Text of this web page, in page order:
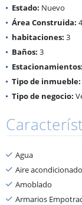
Estado: Nuevo
Área Construida:
habitaciones: 3
Baños: 3
Estacionamientos:
Tipo de inmueble:
Tipo de negocio:
Agua
Aire acondicionado
Amoblado
Armarios